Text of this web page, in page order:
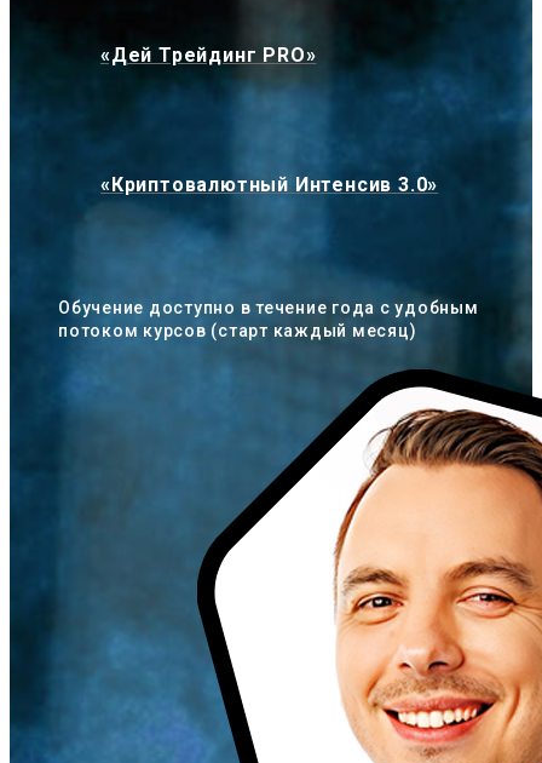
«Дей Трейдинг PRO»
«Криптовалютный Интенсив 3.0»
Обучение доступно в течение года с удобным
потоком курсов (старт каждый месяц)